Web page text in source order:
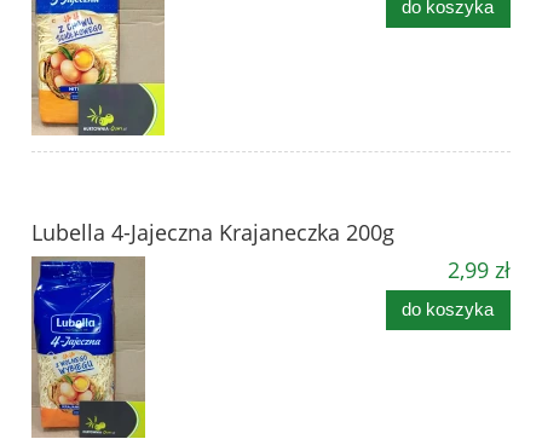
do koszyka
Lubella 4-Jajeczna Krajaneczka 200g
2,99 zł
do koszyka